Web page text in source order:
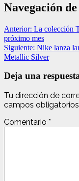
Navegación
Anterior: La colección
próximo mes
Siguiente: Nike lanza
Metallic Silver
Deja una
Tu dirección de
campos
Comentario *